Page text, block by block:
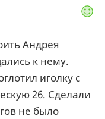
Андрея
к нему.
иголку с
26. Сделали
не было